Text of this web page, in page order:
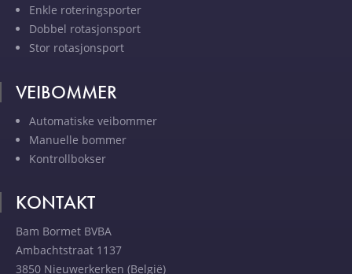
Enkle roteringsporter
Dobbel rotasjonsport
Stor rotasjonsport
VEIBOMMER
Automatiske veibommer
Manuelle bommer
Kontrollbokser
KONTAKT
Bam Bormet BVBA
Ambachtstraat 1137
3850 Nieuwerkerken (België)